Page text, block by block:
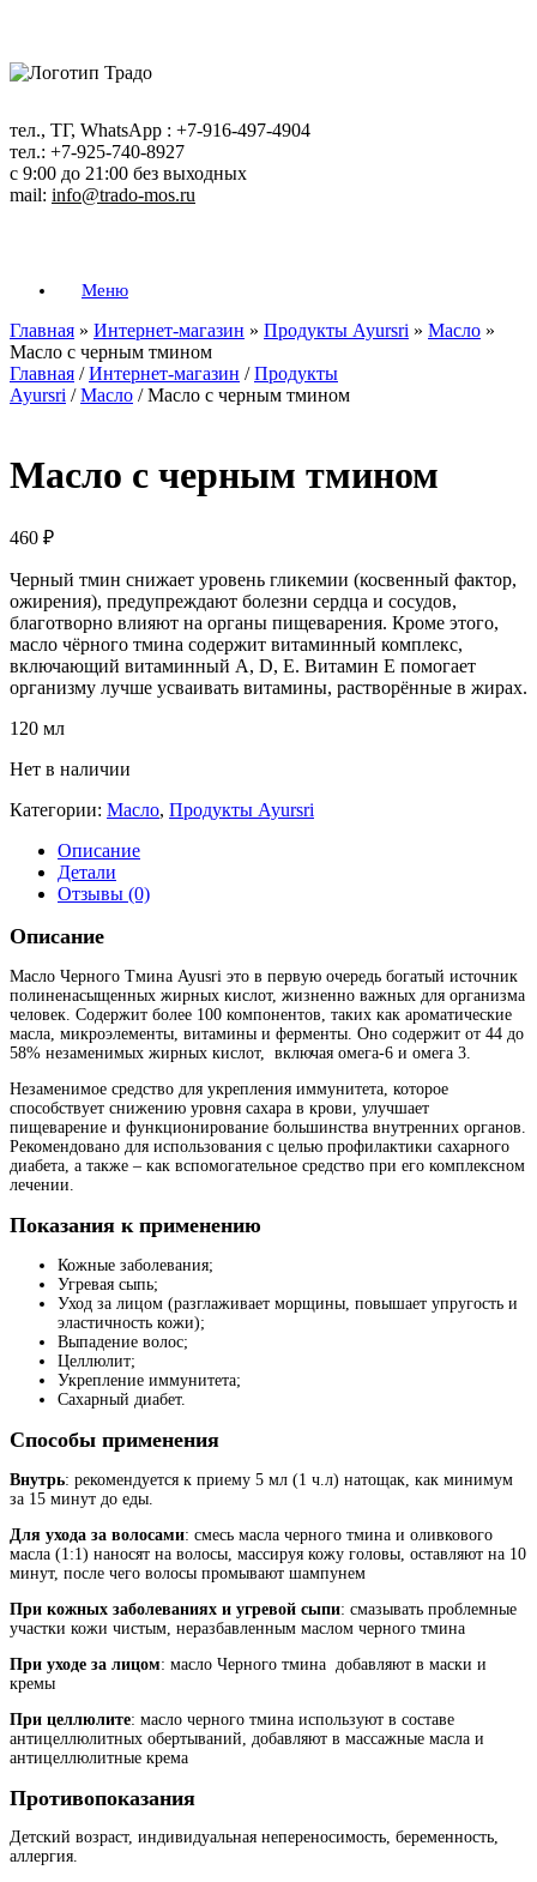
содержанию
тел., ТГ, WhatsApp : +7-916-497-4904
тел.: +7-925-740-8927
с 9:00 до 21:00 без выходных
mail: info@trado-mos.ru
Меню
Главная » Интернет-магазин » Продукты Ayursri » Масло »
Масло с черным тмином
Главная /Интернет-магазин /Продукты
Ayursri /Масло / Масло с черным тмином
Масло с черным тмином
460 ₽
Черный тмин снижает уровень гликемии (косвенный фактор,
ожирения), предупреждают болезни сердца и сосудов,
благотворно влияют на органы пищеварения. Кроме этого,
масло чёрного тмина содержит витаминный комплекс,
включающий витаминный А, D, Е. Витамин Е помогает
организму лучше усваивать витамины, растворённые в жирах.
120 мл
Нет в наличии
Категории: Масло, Продукты Ayursri
Описание
Детали
Отзывы (0)
Описание
Масло Черного Тмина Ayusri это в первую очередь богатый источник
полиненасыщенных жирных кислот, жизненно важных для организма
человек. Содержит более 100 компонентов, таких как ароматические
масла, микроэлементы, витамины и ферменты. Оно содержит от 44 до
58% незаменимых жирных кислот, включая омега-6 и омега 3.
Незаменимое средство для укрепления иммунитета, которое
способствует снижению уровня сахара в крови, улучшает
пищеварение и функционирование большинства внутренних органов.
Рекомендовано для использования с целью профилактики сахарного
диабета, а также – как вспомогательное средство при его комплексном
лечении.
Показания к применению
Кожные заболевания;
Угревая сыпь;
Уход за лицом (разглаживает морщины, повышает упругость и
эластичность кожи);
Выпадение волос;
Целлюлит;
Укрепление иммунитета;
Сахарный диабет.
Способы применения
Внутрь: рекомендуется к приему 5 мл (1 ч.л) натощак, как минимум
за 15 минут до еды.
Для ухода за волосами: смесь масла черного тмина и оливкового
масла (1:1) наносят на волосы, массируя кожу головы, оставляют на 10
минут, после чего волосы промывают шампунем
При кожных заболеваниях и угревой сыпи: смазывать проблемные
участки кожи чистым, неразбавленным маслом черного тмина
При уходе за лицом: масло Черного тмина добавляют в маски и
кремы
При целлюлите: масло черного тмина используют в составе
антицеллюлитных обертываний, добавляют в массажные масла и
антицеллюлитные крема
Противопоказания
Детский возраст, индивидуальная непереносимость, беременность,
аллергия.